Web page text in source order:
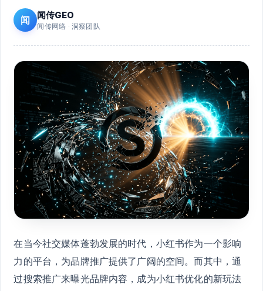
闻 闻传GEO
闻传网络 · 洞察团队
在当今社交媒体蓬勃发展的时代，小红书作为一个影响
力的平台，为品牌推广提供了广阔的空间。而其中，通
过搜索推广来曝光品牌内容，成为小红书优化的新玩法